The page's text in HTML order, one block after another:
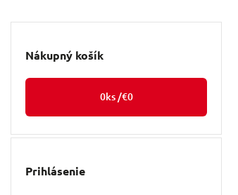
Nákupný košík
0ks /€0
Prihlásenie